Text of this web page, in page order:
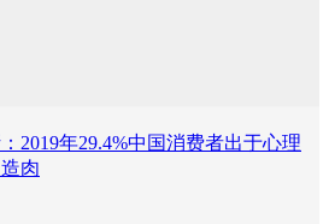
2019年29.4%中国消费者出于心理
肉